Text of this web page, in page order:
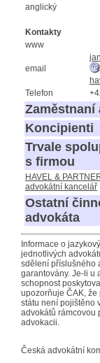
anglický
Kontakty
www
email
Telefon
Zaměstnaní
Koncipienti
Trvale
s firmou
HAVEL &
advokátní kancelář
Ostatní
advokáta
Informace o
jednotlivých
sdělení příslušného
garantovány. Je-li u
schopnost
upozorňuje ČAK,
státu není pojištěno
advokátů rámcovou
advokacii.
Česká advokátní